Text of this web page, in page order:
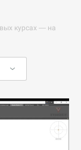
курсах — на